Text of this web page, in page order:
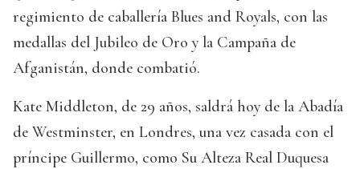
regimiento de caballería Blues and Royals, con las
medallas del Jubileo de Oro y la Campaña de
Afganistán, donde combatió.
Kate Middleton, de 29 años, saldrá hoy de la Abadía
de Westminster, en Londres, una vez casada con el
príncipe Guillermo, como Su Alteza Real Duquesa